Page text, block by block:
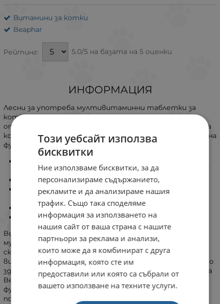
Витамини за котки
Beaphar
Рейтинг: 5.0/5 на базата на 5 оценки
ИНФОРМАЦИЯ
Лесни за употреба мултивитаминни таблетки за
котки, съдържащи 10 витамина. Подпомагат
оптималното здраве, жизнеността и развитието на
костите и зъбите. С добавен таурин за поддържане на
функцията на очите и сърцето.
лъскавата козина
Съдържа витамини A, B, D и E
С добавен таурин за поддържане на здравето на
очите и сърцето
Подпомагат развитието на костите и зъбите
Подходящи за всички породи котки
Beaphar Top 10 са вкусни и лесни за употреба
мултивитаминни таблетки за котки с аромат на
скариди. Те съдържат 10 витамина, включително
витамини A, B, D и E, които подпомагат оптималното
здраве, жизнеността и лъскавата козина. Освен това
Beaphar Top 10 съдържа таурин, който поддържа
функцията на очите и сърцето. Подходящи за всички
породи котки.
Този уебсайт използва
бисквитки
Ние използваме бисквитки, за да
персонализираме съдържанието,
рекламите и да анализираме нашия
трафик. Също така споделяме
информация за използването на
нашия сайт от ваша страна с нашите
партньори за реклама и анализи,
които може да я комбинират с друга
информация, която сте им
предоставили или която са събрали от
вашето използване на техните услуги.